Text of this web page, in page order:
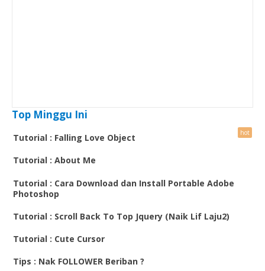
Top Minggu Ini
Tutorial : Falling Love Object
Tutorial : About Me
Tutorial : Cara Download dan Install Portable Adobe
Photoshop
Tutorial : Scroll Back To Top Jquery (Naik Lif Laju2)
Tutorial : Cute Cursor
Tips : Nak FOLLOWER Beriban ?